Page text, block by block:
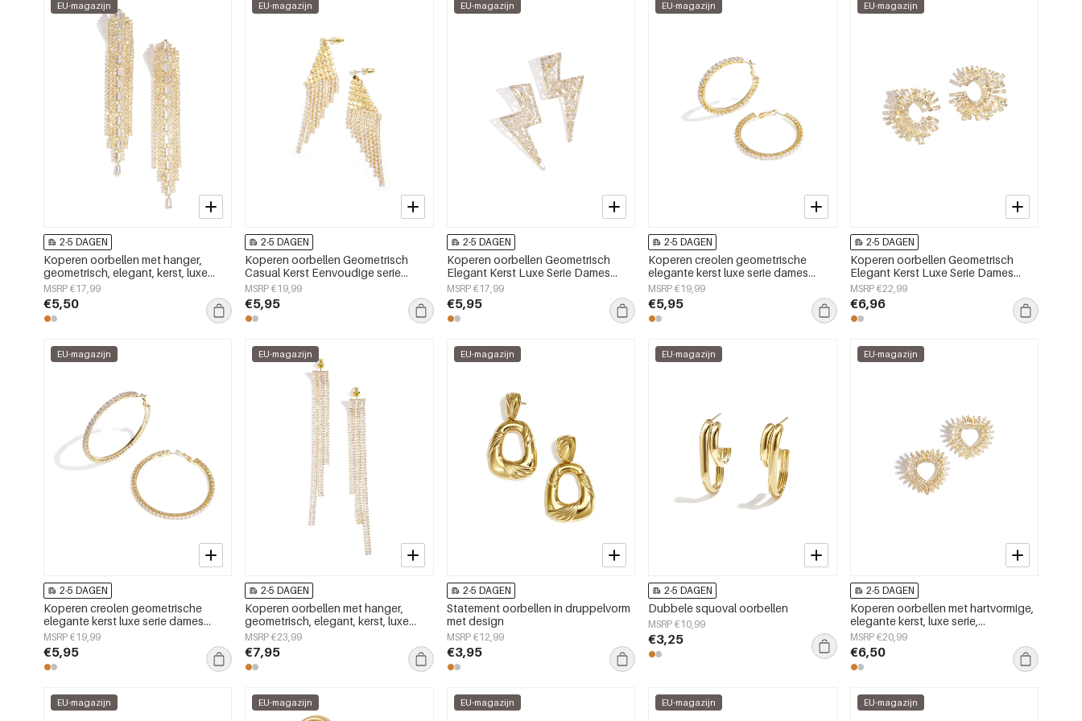
EU-magazijn
2-5 DAGEN
Koperen oorbellen met hanger,
geometrisch, elegant, kerst, luxe
serie, damessieraden
MSRP €17,99
€5,50
EU-magazijn
2-5 DAGEN
Koperen oorbellen Geometrisch
Casual Kerst Eenvoudige serie
Dames sieraden
MSRP €19,99
€5,95
EU-magazijn
2-5 DAGEN
Koperen oorbellen Geometrisch
Elegant Kerst Luxe Serie Dames
sieraden
MSRP €17,99
€5,95
EU-magazijn
2-5 DAGEN
Koperen creolen geometrische
elegante kerst luxe serie dames
sieraden
MSRP €19,99
€5,95
EU-magazijn
2-5 DAGEN
Koperen oorbellen Geometrisch
Elegant Kerst Luxe Serie Dames
sieraden
MSRP €22,99
€6,96
EU-magazijn
2-5 DAGEN
Koperen creolen geometrische
elegante kerst luxe serie dames
sieraden
MSRP €19,99
€5,95
EU-magazijn
2-5 DAGEN
Koperen oorbellen met hanger,
geometrisch, elegant, kerst, luxe
serie, damessieraden
MSRP €23,99
€7,95
EU-magazijn
2-5 DAGEN
Statement oorbellen in druppelvorm
met design
MSRP €12,99
€3,95
EU-magazijn
2-5 DAGEN
Dubbele squoval oorbellen
MSRP €10,99
€3,25
EU-magazijn
2-5 DAGEN
Koperen oorbellen met hartvormige,
elegante kerst, luxe serie,
damessieraden
MSRP €20,99
€6,50
EU-magazijn EU-magazijn EU-magazijn EU-magazijn EU-magazijn